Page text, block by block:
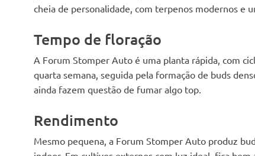
cheia de personalidade, com terpenos modernos e
Tempo de floração
A Forum Stomper Auto é uma planta rápida, com
quarta semana, seguida pela formação de buds
ainda fazem questão de fumar algo top.
Rendimento
Mesmo pequena, a Forum Stomper Auto produz